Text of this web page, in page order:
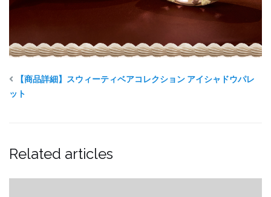
【商品詳細】スウィーティベアコレクション アイシャドウパレ
ット
Related articles